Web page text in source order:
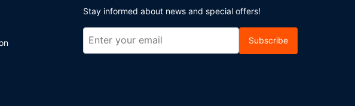
Stay informed about news and special offers!
Subscribe